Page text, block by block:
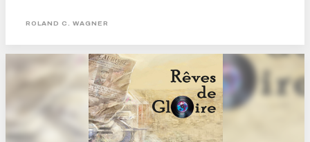
décrire le monde tel qu’il aurait pu être. Mais Wagner multiplie les points de...
ROLAND C. WAGNER